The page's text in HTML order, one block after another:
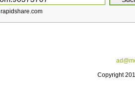
rapidshare.com
Copyright